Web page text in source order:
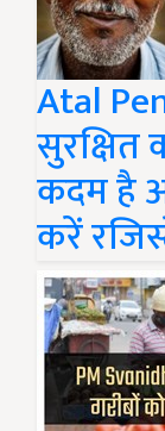
Atal
कदम है
करें